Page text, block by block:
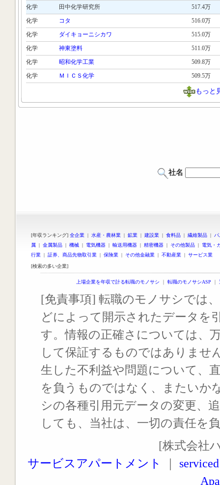
化学
田中化学研究所
517.4万
化学
コタ
516.0万
化学
ダイキョーニシカワ
515.0万
化学
神東塗料
511.0万
化学
昭和化学工業
509.8万
化学
ＭＩＣＳ化学 509.5万
もっと
社名
[年収ランキング] 全企業 | 水産・農林業 | 鉱業 | 建設業 | 食料品 | 繊維製品 |
属 | 金属製品 | 機械 | 電気機器 | 輸送用機器 | 精密機器 | その他製品 | 電気・
行業 | 証券、商品先物取引業 | 保険業 | その他金融業 | 不動産業 | サービス業
[検索の多い企業]
上場企業を年収で計る転職のモノサシ ｜ 転職のモノサシASP ｜
[免責事項] 転職のモノサシでは
どによって開示されたデータを
す。情報の正確さについては、
して保証するものではありませ
生した不利益や問題について、
を負うものではなく、またいか
シの各種引用元データの変更、
しても、当社は、一切の責任を
[株式会社
サービスアパートメント